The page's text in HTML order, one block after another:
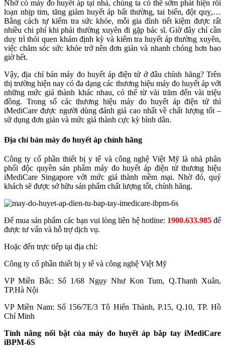
Nhờ có máy đo huyết áp tại nhà, chúng ta có thể sớm phát hiện rối
loạn nhịp tim, tăng giảm huyết áp bất thường, tai biến, đột quỵ,…
Bằng cách tự kiểm tra sức khỏe, mỗi gia đình tiết kiệm được rất
nhiều chi phí khi phải thường xuyên đi gặp bác sĩ. Giờ đây chỉ cần
duy trì thói quen khám định kỳ và kiểm tra huyết áp thường xuyên,
việc chăm sóc sức khỏe trở nên đơn giản và nhanh chóng hơn bao
giờ hết.
Vậy, địa chỉ bán máy đo huyết áp điện tử ở đâu chính hãng? Trên
thị trường hiện nay có đa dạng các thương hiệu máy đo huyết áp với
những mức giá thành khác nhau, có thể từ vài trăm đến vài triệu
đồng. Trong số các thương hiệu máy đo huyết áp điện tử thì
iMediCare được người dùng đánh giá cao nhất về chất lượng tốt –
sử dụng đơn giản và mức giá thành cực kỳ bình dân.
Địa chỉ bán máy đo huyết áp chính hãng
Công ty cổ phần thiết bị y tế và công nghệ Việt Mỹ là nhà phân
phối độc quyền sản phẩm máy đo huyết áp điện tử thương hiệu
iMediCare Singapore với mức giá thành mềm mại. Nhờ đó, quý
khách sẽ được sở hữu sản phẩm chất lượng tốt, chính hãng.
Để mua sản phẩm các bạn vui lòng liên hệ hotline: 1900.633.985 để
được tư vấn và hỗ trợ dịch vụ.
Hoặc đến trực tiếp tại địa chỉ:
Công ty cổ phần thiết bị y tế và công nghệ Việt Mỹ
VP Miền Bắc: Số 1/68 Ngụy Như Kon Tum, Q.Thanh Xuân,
TP.Hà Nội
VP Miền Nam: Số 156/7E/3 Tô Hiến Thành, P.15, Q.10, TP. Hồ
Chí Minh
Tính năng nổi bật của máy đo huyết áp bắp tay iMediCare
iBPM-6S